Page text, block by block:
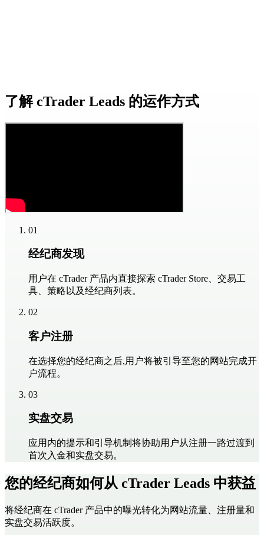
了解cTrader Leads 的运作方式
01
经纪商发现
用户在 cTrader 产品内直接探索 cTrader Store、交易工
具、策略以及经纪商列表。
02
客户注册
在选择您的经纪商之后,用户将被引导至您的网站完成开
户流程。
03
实盘交易
应用内的提示和引导机制将协助用户从注册一路过渡到
首次入金和实盘交易。
您的经纪商如何从 cTrader Leads 中获益
将经纪商在 cTrader 产品中的曝光转化为网站流量、注册量和
实盘交易活跃度。